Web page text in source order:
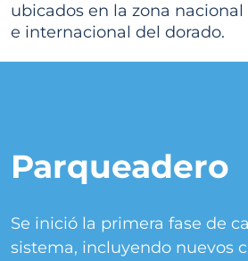
ubicados en la zona nacional
e internacional del dorado.
Parqueadero
Se inició la primera fase de
sistema, incluyendo nuevos